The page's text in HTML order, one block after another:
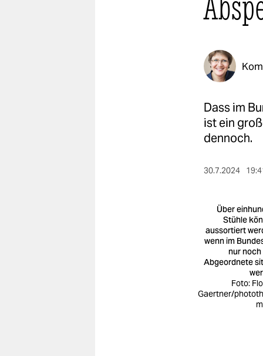
Dass im
ist ein
dennoch.
30.7.2024
Über
Stühle
aussortiert
wenn im
nur noch
Abgeordnete
Foto:
Gaertner/